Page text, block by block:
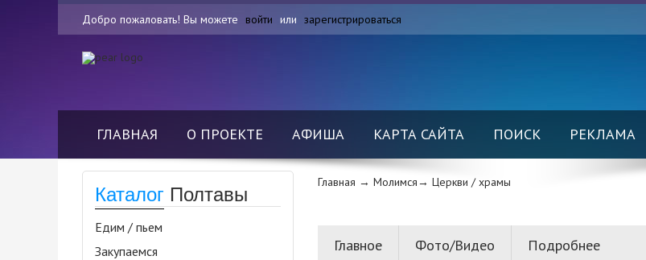
Добро пожаловать! Вы можете войти или зарегистрироваться
ГЛАВНАЯ О ПРОЕКТЕ АФИША КАРТА САЙТА ПОИСК РЕКЛАМА
Каталог Полтавы
Едим / пьем
Закупаемся
Главная → Молимся→ Церкви / храмы
Главное Фото/Видео Подробнее